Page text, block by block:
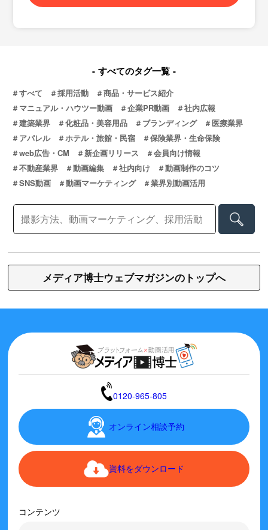
すべてのタグ一覧
すべて 採用活動
商品・サービス紹介
マニュアル・ハウツー動画
企業PR動画
社内広報
建築業界
化粧品・美容用品 ブランディング
医療業界
アパレル
ホテル・旅館・民宿
保険業界・生命保険
web広告・CM
新企画リリース
会員向け情報
不動産業界
動画編集 社内向け
動画制作のコツ
SNS動画
動画マーケティング 業界別動画活用
メディア博士ウェブマガジンのトップへ
0120-965-805
オンライン相談予約
資料をダウンロード
コンテンツ